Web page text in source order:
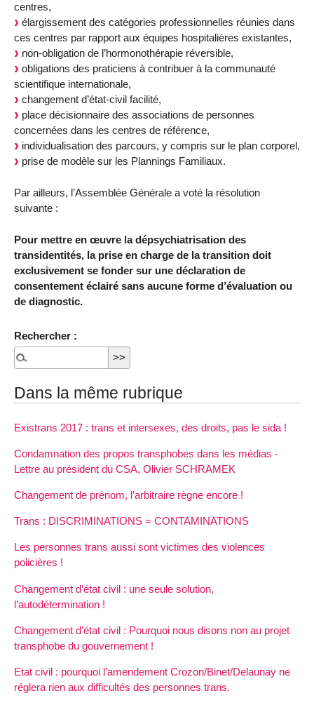
centres,
élargissement des catégories professionnelles réunies dans
ces centres par rapport aux équipes hospitalières existantes,
non-obligation de l’hormonothérapie réversible,
obligations des praticiens à contribuer à la communauté
scientifique internationale,
changement d’état-civil facilité,
place décisionnaire des associations de personnes
concernées dans les centres de référence,
individualisation des parcours, y compris sur le plan corporel,
prise de modèle sur les Plannings Familiaux.
Par ailleurs, l’Assemblée Générale a voté la résolution
suivante :
Pour mettre en œuvre la dépsychiatrisation des
transidentités, la prise en charge de la transition doit
exclusivement se fonder sur une déclaration de
consentement éclairé sans aucune forme d’évaluation ou
de diagnostic.
Rechercher :
Dans la même rubrique
Existrans 2017 : trans et intersexes, des droits, pas le sida !
Condamnation des propos transphobes dans les médias -
Lettre au président du CSA, Olivier SCHRAMEK
Changement de prénom, l’arbitraire règne encore !
Trans : DISCRIMINATIONS = CONTAMINATIONS
Les personnes trans aussi sont victimes des violences
policières !
Changement d’état civil : une seule solution,
l’autodétermination !
Changement d’état civil : Pourquoi nous disons non au projet
transphobe du gouvernement !
Etat civil : pourquoi l’amendement Crozon/Binet/Delaunay ne
réglera rien aux difficultés des personnes trans.